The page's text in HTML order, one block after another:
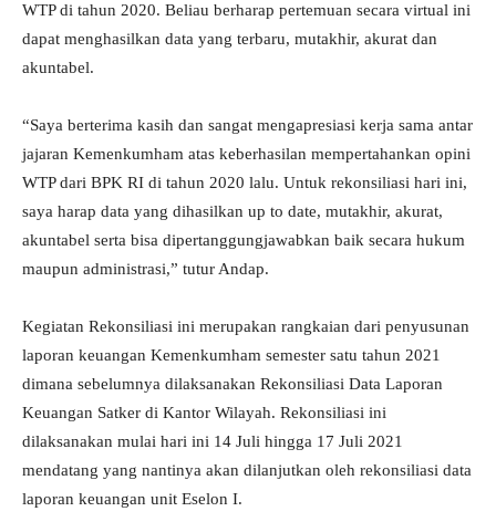
WTP di tahun 2020. Beliau berharap pertemuan secara virtual ini
dapat menghasilkan data yang terbaru, mutakhir, akurat dan
akuntabel.
“Saya berterima kasih dan sangat mengapresiasi kerja sama antar
jajaran Kemenkumham atas keberhasilan mempertahankan opini
WTP dari BPK RI di tahun 2020 lalu. Untuk rekonsiliasi hari ini,
saya harap data yang dihasilkan up to date, mutakhir, akurat,
akuntabel serta bisa dipertanggungjawabkan baik secara hukum
maupun administrasi,” tutur Andap.
Kegiatan Rekonsiliasi ini merupakan rangkaian dari penyusunan
laporan keuangan Kemenkumham semester satu tahun 2021
dimana sebelumnya dilaksanakan Rekonsiliasi Data Laporan
Keuangan Satker di Kantor Wilayah. Rekonsiliasi ini
dilaksanakan mulai hari ini 14 Juli hingga 17 Juli 2021
mendatang yang nantinya akan dilanjutkan oleh rekonsiliasi data
laporan keuangan unit Eselon I.